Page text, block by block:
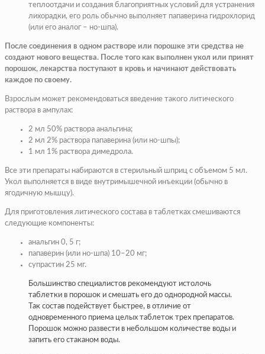
теплоотдачи и создания благоприятных условий для устранения
лихорадки, его роль обычно выполняет папаверина гидрохлорид
(или его аналог – но-шпа).
После соединения в одном растворе или порошке эти средства не
создают нового вещества. После того как выполнен укол или принят
порошок, лекарства поступают в кровь и начинают действовать
каждое по своему.
Взрослым может рекомендоваться введение такого литического
раствора в ампулах:
2 мл 50% раствора анальгина;
2 мл 2% раствора папаверина (или но-шпы);
1 мл 1% раствора димедрола.
Все эти препараты набираются в стерильный шприц с объемом 5 мл.
Укол выполняется в виде внутримышечной инъекции (обычно в
ягодичную мышцу).
Для приготовления литического состава в таблетках смешиваются
следующие компоненты:
анальгин 0, 5 г;
папаверин (или но-шпа) 10–20 мг;
супрастин 25 мг.
Большинство специалистов рекомендуют истолочь
таблетки в порошок и смешать его до однородной массы.
Так состав подействует быстрее, в отличие от
одновременного приема целых таблеток трех препаратов.
Порошок можно развести в небольшом количестве воды и
запить его стаканом воды.